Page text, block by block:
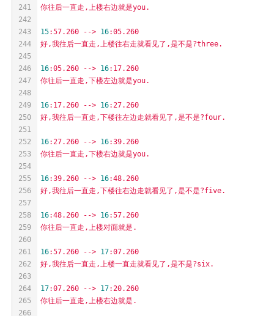
241
242
243
244
245
246
247
248
249
250
251
252
253
254
255
256
257
258
259
260
261
262
263
264
265
266
你往后一直走,上楼右边就是you.
15:57.260 --> 16:05.260
好,我往后一直走,上楼往右走就看见了,是不是?three.
16:05.260 --> 16:17.260
你往后一直走,下楼左边就是you.
16:17.260 --> 16:27.260
好,我往后一直走,下楼往左边走就看见了,是不是?four.
16:27.260 --> 16:39.260
你往后一直走,下楼右边就是you.
16:39.260 --> 16:48.260
好,我往后一直走,下楼往右边走就看见了,是不是?five.
16:48.260 --> 16:57.260
你往后一直走,上楼对面就是.
16:57.260 --> 17:07.260
好,我往后一直走,上楼一直走就看见了,是不是?six.
17:07.260 --> 17:20.260
你往后一直走,上楼右边就是.